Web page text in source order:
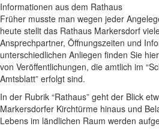
Informationen aus dem Rathaus
Früher musste man wegen jeder
heute stellt das Rathaus Markersdorf
Ansprechpartner, Öffnungszeiten und
unterschiedlichen Anliegen finden Sie
von Veröffentlichungen, die amtlich im
Amtsblatt” erfolgt sind.
In der Rubrik “Rathaus” geht der Blick
Markersdorfer Kirchtürme hinaus und
Lebens im ländlichen Raum werden